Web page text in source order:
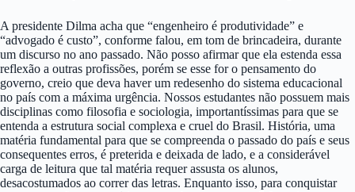
A presidente Dilma acha que “engenheiro é produtividade” e
“advogado é custo”, conforme falou, em tom de brincadeira, durante
um discurso no ano passado. Não posso afirmar que ela estenda essa
reflexão a outras profissões, porém se esse for o pensamento do
governo, creio que deva haver um redesenho do sistema educacional
no país com a máxima urgência. Nossos estudantes não possuem mais
disciplinas como filosofia e sociologia, importantíssimas para que se
entenda a estrutura social complexa e cruel do Brasil. História, uma
matéria fundamental para que se compreenda o passado do país e seus
consequentes erros, é preterida e deixada de lado, e a considerável
carga de leitura que tal matéria requer assusta os alunos,
desacostumados ao correr das letras. Enquanto isso, para conquistar